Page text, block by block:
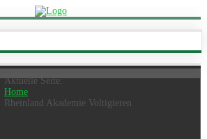
Aktuelle Seite:
Home
Rheinland Akademie Voltigieren